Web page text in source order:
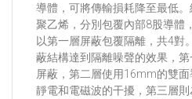
導體，可將傳輸損耗降至最低
聚乙烯，分別包覆內部8股導體
以第一層屏蔽包覆隔離，共4對
蔽結構達到隔離噪聲的效果，
屏蔽，第二層使用16mm的雙
靜電和電磁波的干擾，第三層